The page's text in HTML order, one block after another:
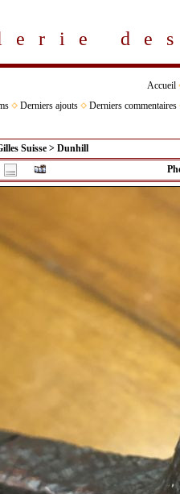
Accueil
Derniers ajouts Derniers commentaires
Suisse > Dunhill